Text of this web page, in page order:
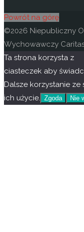
Powrót na górę
©2026 Niepubliczny
Wychowawczy
Ta strona korzysta z
ciasteczek aby
Dalsze korzystanie
ich użycie. Zgoda Nie